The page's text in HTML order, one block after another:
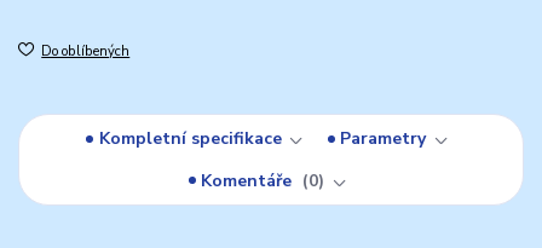
Do oblíbených
Kompletní specifikace
Parametry
Komentáře
0